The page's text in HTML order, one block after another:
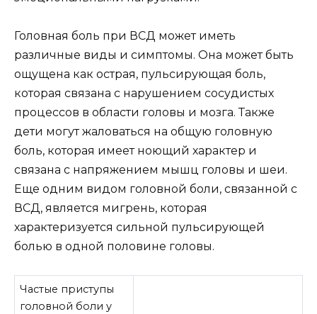
Головная боль при ВСД может иметь
различные виды и симптомы. Она может быть
ощущена как острая, пульсирующая боль,
которая связана с нарушением сосудистых
процессов в области головы и мозга. Также
дети могут жаловаться на общую головную
боль, которая имеет ноющий характер и
связана с напряжением мышц головы и шеи.
Еще одним видом головной боли, связанной с
ВСД, является мигрень, которая
характеризуется сильной пульсирующей
болью в одной половине головы.
Частые приступы
головной боли у